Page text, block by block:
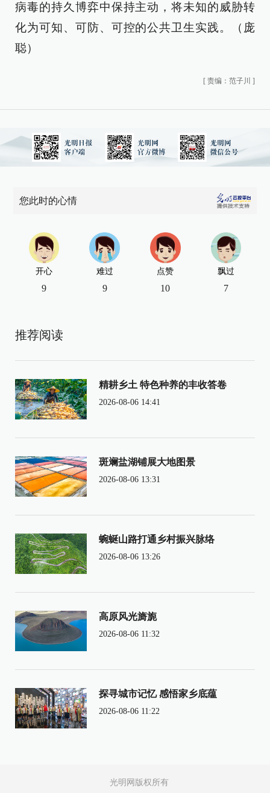
病毒的持久博弈中保持主动，将未知的威胁转
化为可知、可防、可控的公共卫生实践。（庞
聪）
[ 责编：范子川 ]
您此时的心情
开心
9
难过
9
点赞
10
飘过
7
推荐阅读
精耕乡土 特色种养的丰收答卷
2026-08-06 14:41
斑斓盐湖铺展大地图景
2026-08-06 13:31
蜿蜒山路打通乡村振兴脉络
2026-08-06 13:26
高原风光旖旎
2026-08-06 11:32
探寻城市记忆 感悟家乡底蕴
2026-08-06 11:22
光明网版权所有